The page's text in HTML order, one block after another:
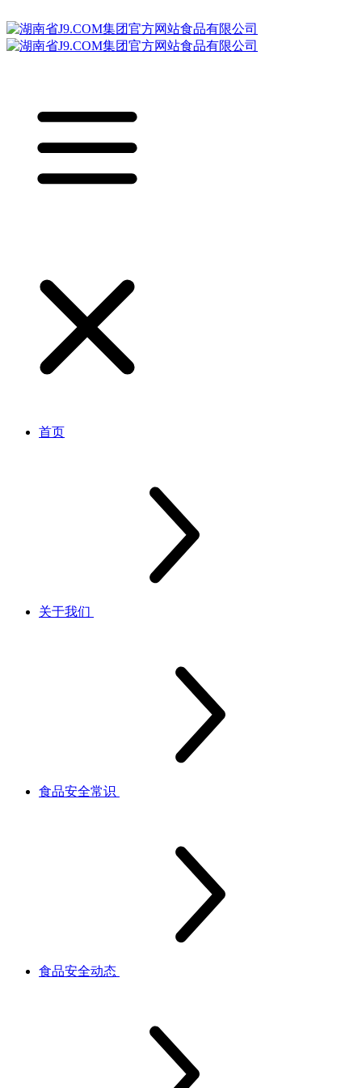
首页
关于我们
食品安全常识
食品安全动态